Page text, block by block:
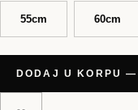
55cm 60cm
DODAJ U KORPU